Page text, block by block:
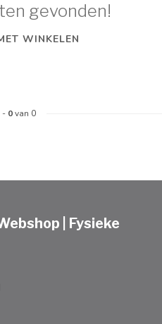
gevonden!
WINKELEN
- 0van 0
| Fysieke